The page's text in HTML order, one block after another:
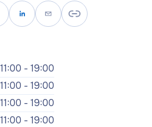
11:00 - 19:00
11:00 - 19:00
11:00 - 19:00
11:00 - 19:00